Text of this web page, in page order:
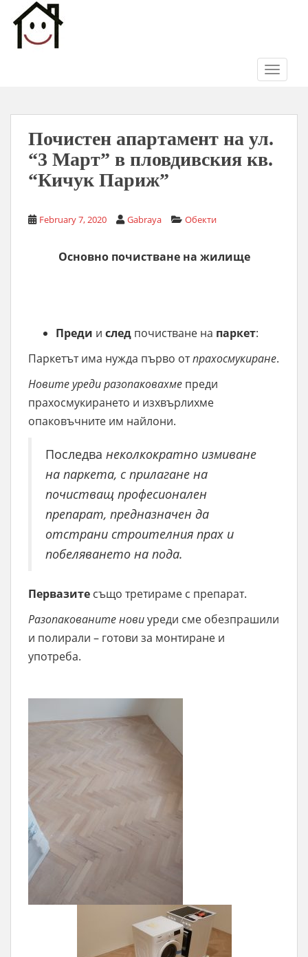
Почистен апартамент на ул.
“3 Март” в пловдивския кв.
“Кичук Париж”
February 7, 2020 Gabraya Обекти
Основно почистване на жилище
Преди и след почистване на паркет:
Паркетът има нужда първо отпрахосмукиране.
Новите уреди разопаковахме преди
прахосмукирането и изхвърлихме
опаковъчните им найлони.
Последва неколкократно измиване
на паркета, с прилагане на
почистващ професионален
препарат, предназначен да
отстрани строителния прах и
побеляването на пода.
Первазите също третираме с препарат.
Разопакованите новиуреди сме обезпрашили
и полирали – готови за монтиране и
употреба.